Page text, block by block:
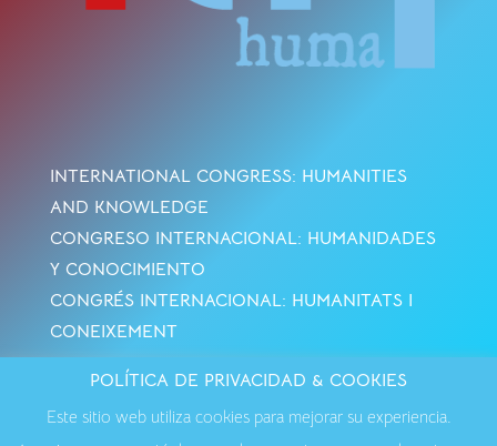
INTERNATIONAL CONGRESS: HUMANITIES
AND KNOWLEDGE
CONGRESO INTERNACIONAL: HUMANIDADES
Y CONOCIMIENTO
CONGRÉS INTERNACIONAL: HUMANITATS I
CONEIXEMENT
Privacidad·Contactar
POLÍTICA DE PRIVACIDAD & COOKIES
Este sitio web utiliza cookies para mejorar su experiencia.